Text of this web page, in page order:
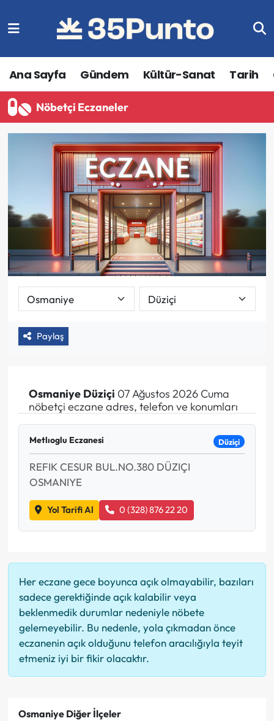
Ana Sayfa Gündem Kültür-Sanat Tarih
Nöbetçi Eczaneler
Paylaş
Osmaniye Düziçi 07 Ağustos 2026 Cuma
nöbetçi eczane adres, telefon ve konumları
Metlıoglu Eczanesi Düziçi
REFIK CESUR BUL.NO.380 DÜZIÇI
OSMANIYE
Yol Tarifi Al 0 (328) 876 22 20
Her eczane gece boyunca açık olmayabilir, bazıları
sadece gerektiğinde açık kalabilir veya
beklenmedik durumlar nedeniyle nöbete
gelemeyebilir. Bu nedenle, yola çıkmadan önce
eczanenin açık olduğunu telefon aracılığıyla teyit
etmeniz iyi bir fikir olacaktır.
Osmaniye Diğer İlçeler